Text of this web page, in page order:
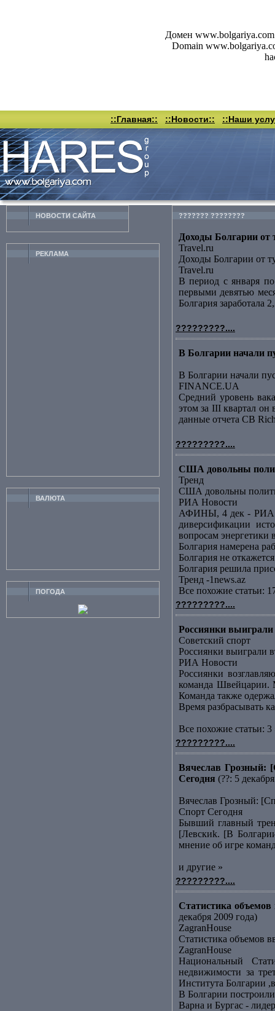
Домен www.bolgariya.com
Domain
::Главная:: ::Новости:: ::Наши
НОВОСТИ CАЙТА
РЕКЛАМА
ВАЛЮТА
ПОГОДА
??????? ????????
Доходы Болгарии от
Travel.ru
Доходы Болгарии от
Travel.ru
В период с января по
первыми девятью
Болгария заработала
?????????....
В Болгарии начали
В Болгарии начали
FINANCE.UA
Средний уровень
этом за III квартал он
данные отчета CB
?????????....
США довольны
Тренд
США довольны
РИА Новости
АФИНЫ, 4 дек - РИА
диверсификации
вопросам энергетики
Болгария намерена
Болгария не
Болгария решила
Тренд -1news.az
Все похожие статьи:
?????????....
Россиянки
Советский спорт
Россиянки выиграли
РИА Новости
Россиянки
команда Швейцарии.
Команда также
Время разбрасывать
Все похожие статьи: 3
?????????....
Вячеслав Грозный:
Сегодня (??: 5
Вячеслав Грозный:
Спорт Сегодня
Бывший главный
[Левскиk. [В
мнение об игре
и другие »
?????????....
Статистика
декабря 2009 года)
ZagranHouse
Статистика объемов
ZagranHouse
Национальный
недвижимости за
Института Болгарии
В Болгарии
Варна и Бургас -